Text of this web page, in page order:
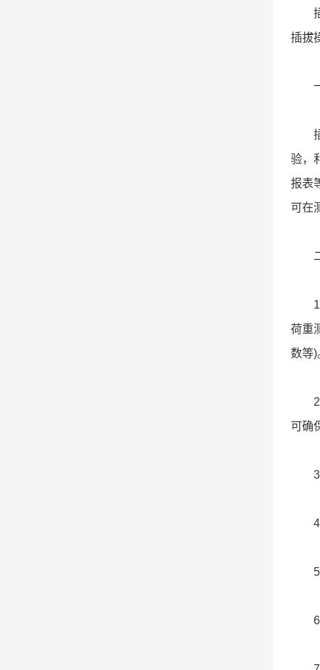
插
插拔
一
插
验，
报表
可在
二
1、
荷重
数等)
2、
可确
3、
4、
5、
6、